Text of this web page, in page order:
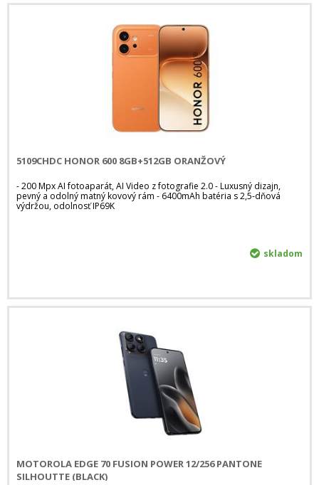
5109CHDC HONOR 600 8GB+512GB ORANŽOVÝ
- 200 Mpx AI fotoaparát, AI Video z fotografie 2.0 - Luxusný dizajn,
pevný a odolný matný kovový rám - 6400mAh batéria s 2,5-dňová
výdržou, odolnosť IP69K
skladom
MOTOROLA EDGE 70 FUSION POWER 12/256 PANTONE
SILHOUTTE (BLACK)